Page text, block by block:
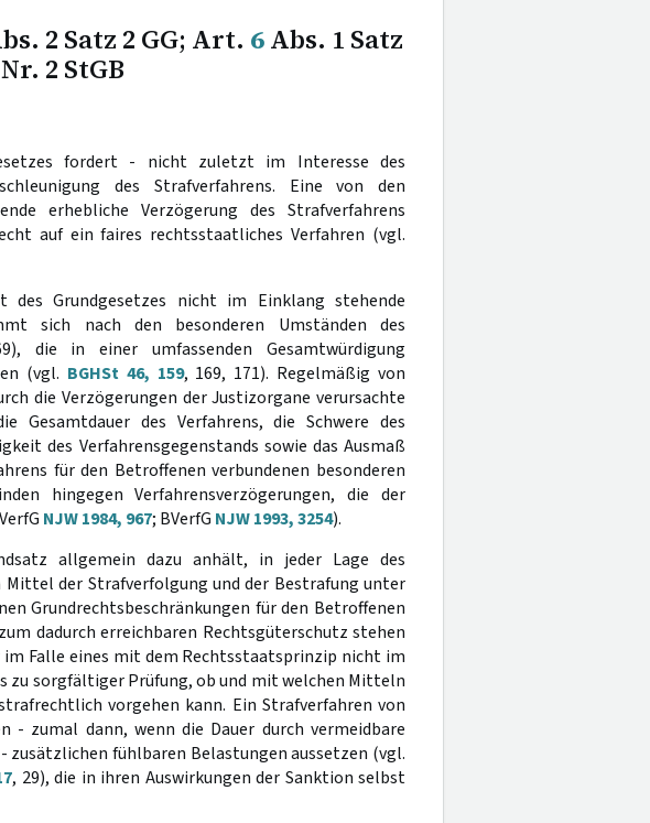
2 Satz 2 GG; Art. 6Abs. 1 Satz
2 StGB
fordert - nicht zuletzt im Interesse des
des Strafverfahrens. Eine von den
erhebliche Verzögerung des Strafverfahrens
auf ein faires rechtsstaatliches Verfahren (vgl.
Grundgesetzes nicht im Einklang stehende
sich nach den besonderen Umständen des
die in einer umfassenden Gesamtwürdigung
(vgl. BGHSt 46, 159, 169, 171). Regelmäßig von
die Verzögerungen der Justizorgane verursachte
Gesamtdauer des Verfahrens, die Schwere des
des Verfahrensgegenstands sowie das Ausmaß
für den Betroffenen verbundenen besonderen
hingegen Verfahrensverzögerungen, die der
NJW 1984, 967; BVerfG NJW 1993, 3254).
allgemein dazu anhält, in jeder Lage des
der Strafverfolgung und der Bestrafung unter
Grundrechtsbeschränkungen für den Betroffenen
dadurch erreichbaren Rechtsgüterschutz stehen
Falle eines mit dem Rechtsstaatsprinzip nicht im
zu sorgfältiger Prüfung, ob und mit welchen Mitteln
vorgehen kann. Ein Strafverfahren von
- zumal dann, wenn die Dauer durch vermeidbare
fühlbaren Belastungen aussetzen (vgl.
, 29), die in ihren Auswirkungen der Sanktion selbst